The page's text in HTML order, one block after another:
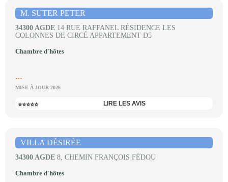
M. SUTER PETER
34300 AGDE 14 RUE RAFFANEL RÉSIDENCE LES
COLONNES DE CIRCÉ APPARTEMENT D5
Chambre d'hôtes
...
MISE À JOUR 2026
⭐⭐⭐⭐⭐ LIRE LES AVIS
VILLA DÉSIRÉE
34300 AGDE 8, CHEMIN FRANÇOIS FÉDOU
Chambre d'hôtes